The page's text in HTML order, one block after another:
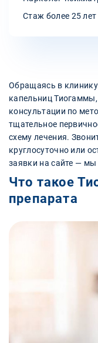
Стаж более 25 лет
Обращаясь в
капельниц
консультации по
тщательное
схему лечения.
круглосуточно или
заявки на сайте —
Что такое
препарата